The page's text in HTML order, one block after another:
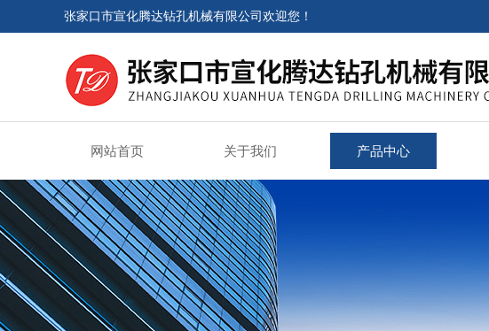
张家口市宣化腾达钻孔机械有限公司欢迎您！
网站首页 关于我们 产品中心